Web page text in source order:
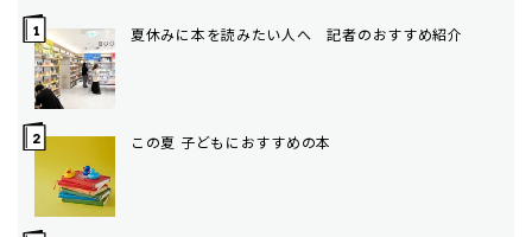
夏休みに本を読みたい人へ 記者のおすすめ紹介
この夏 子どもにおすすめの本